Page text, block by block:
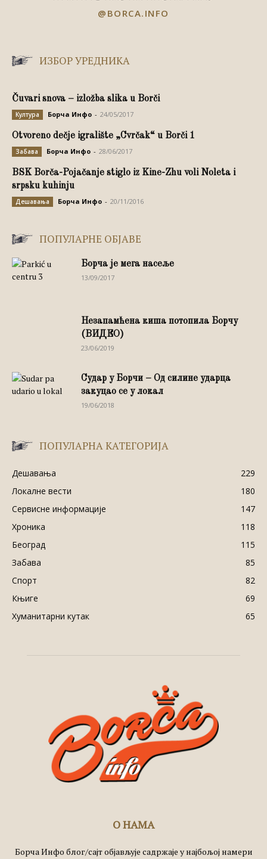
@BORCA.INFO
ИЗБОР УРЕДНИКА
Čuvari snova – izložba slika u Borči
Култура Борча Инфо - 24/05/2017
Otvoreno dečje igralište „Cvrčak“ u Borči 1
Забава Борча Инфо - 28/06/2017
BSK Borča-Pojačanje stiglo iz Kine-Zhu voli Noleta i
srpsku kuhinju
Дешавања Борча Инфо - 20/11/2016
ПОПУЛАРНЕ ОБЈАВЕ
Борча је мега насеље
13/09/2017
Незапамћена киша потопила Борчу
(ВИДЕО)
23/06/2019
Судар у Борчи – Од силине ударца
закуцао се у локал
19/06/2018
ПОПУЛАРНА КАТЕГОРИЈА
Дешавања
229
Локалне вести
180
Сервисне информације
147
Хроника
118
Београд
115
Забава
85
Спорт
82
Књиге
69
Хуманитарни кутак
65
О НАМА
Борча Инфо блог/сајт објављује садржаје у најбољој намери